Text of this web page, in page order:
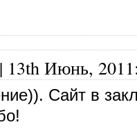
13th Июнь, 2011
Сайт в